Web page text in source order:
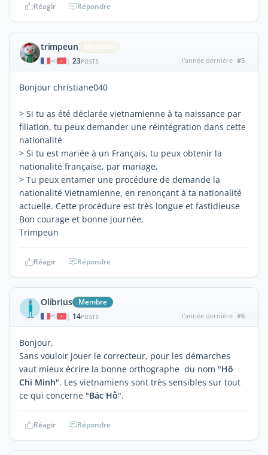
Réagir Répondre
trimpeun
| 23POSTS l'année dernière #5
Bonjour christiane040
> Si tu as été déclarée vietnamienne à ta naissance par
filiation, tu peux demander une réintégration dans cette
nationalité
> Si tu est mariée à un Français, tu peux obtenir la
nationalité française, par mariage,
> Tu peux entamer une procédure de demande la
nationalité Vietnamienne, en renonçant à ta nationalité
actuelle. Cette procédure est très longue et fastidieuse
Bon courage et bonne journée,
Trimpeun
Réagir Répondre
Olibrius Membre
| 14POSTS l'année dernière #6
Bonjour,
Sans vouloir jouer le correcteur, pour les démarches
vaut mieux écrire la bonne orthographe du nom "Hô
Chi Minh". Les vietnamiens sont très sensibles sur tout
ce qui concerne "Bác Hồ".
Réagir Répondre